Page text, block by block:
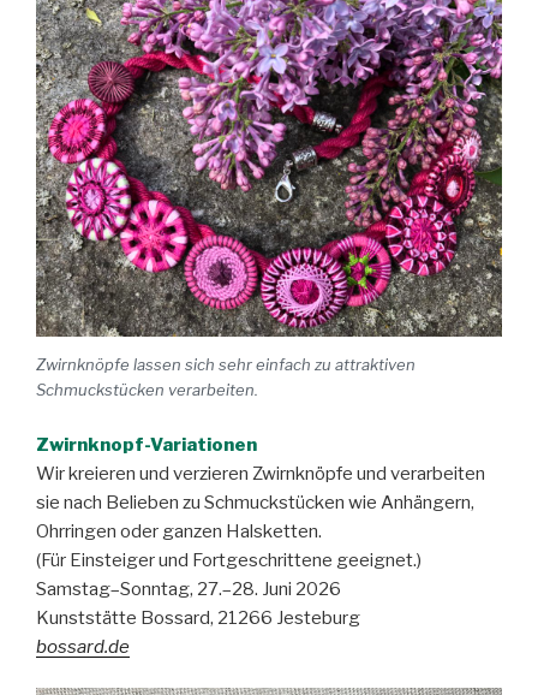
Zwirnknöpfe lassen sich sehr einfach zu attraktiven
Schmuckstücken verarbeiten.
Zwirnknopf-Variationen
Wir kreieren und verzieren Zwirnknöpfe und verarbeiten
sie nach Belieben zu Schmuckstücken wie Anhängern,
Ohrringen oder ganzen Halsketten.
(Für Einsteiger und Fortgeschrittene geeignet.)
Samstag–Sonntag, 27.–28. Juni 2026
Kunststätte Bossard, 21266 Jesteburg
bossard.de